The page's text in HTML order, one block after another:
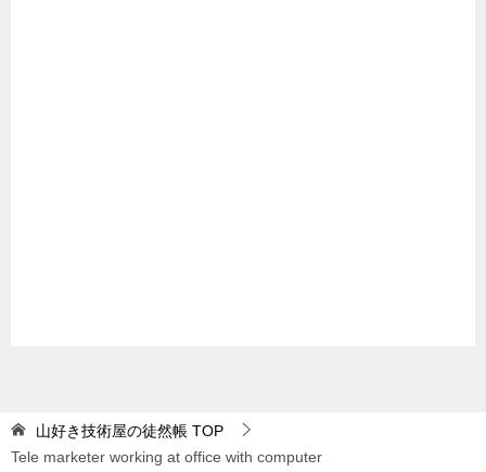
山好き技術屋の徒然帳 TOP
Tele marketer working at office with computer